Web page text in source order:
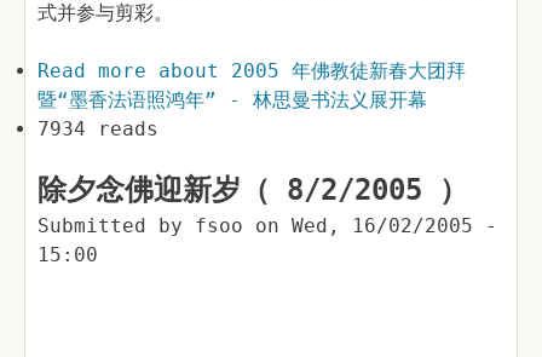
式并参与剪彩。
Read more about 2005 年佛教徒新春大团拜
暨“墨香法语照鸿年” - 林思曼书法义展开幕
7934 reads
除夕念佛迎新岁（ 8/2/2005 ）
Submitted by fsoo on Wed, 16/02/2005 -
15:00